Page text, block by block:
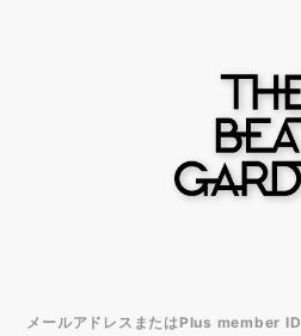
メールアドレスまたはPlus member ID